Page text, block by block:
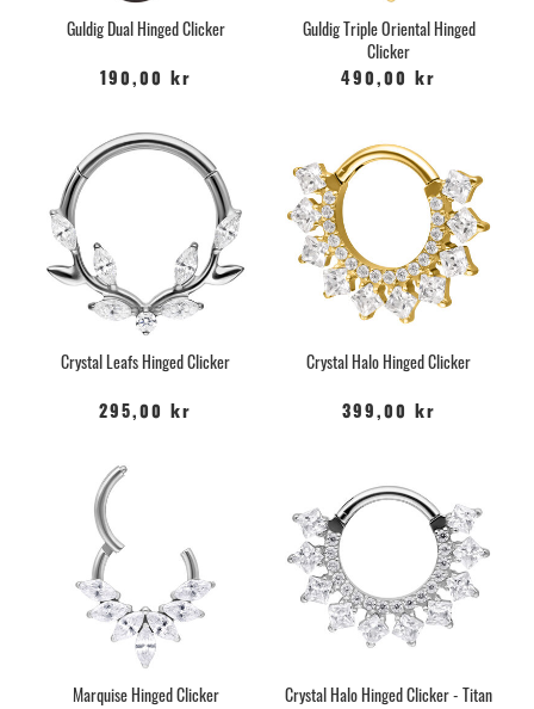
Guldig Dual Hinged Clicker
190,00 kr
Guldig Triple Oriental Hinged
Clicker
490,00 kr
Crystal Leafs Hinged Clicker
295,00 kr
Crystal Halo Hinged Clicker
399,00 kr
Marquise Hinged Clicker Crystal Halo Hinged Clicker - Titan